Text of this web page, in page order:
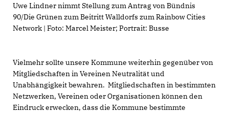
Uwe Lindner nimmt Stellung zum Antrag von Bündnis
90/Die Grünen zum Beitritt Walldorfs zum Rainbow Cities
Network | Foto: Marcel Meister; Portrait: Busse
Vielmehr sollte unsere Kommune weiterhin gegenüber von
Mitgliedschaften in Vereinen Neutralität und
Unabhängigkeit bewahren. Mitgliedschaften in bestimmten
Netzwerken, Vereinen oder Organisationen können den
Eindruck erwecken, dass die Kommune bestimmte